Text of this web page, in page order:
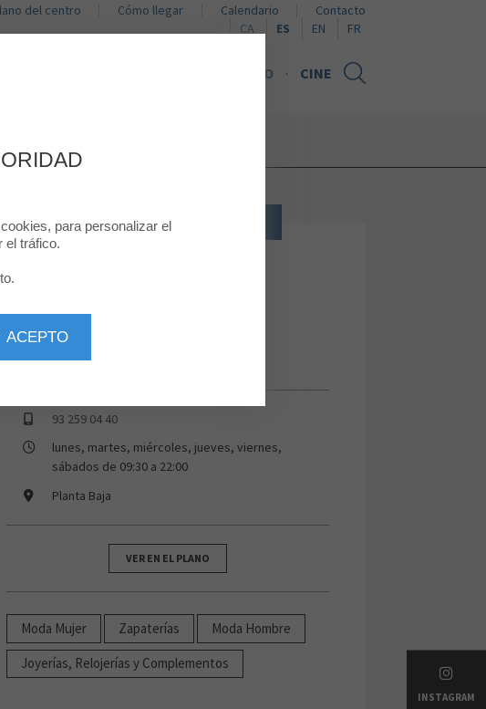
TARJETA REGALO CINE
del centro Cómo llegar Calendario
Contacto
CA Naviguer en català
ES EN Browse in English
FR
FASHION
93 259 04 40
lunes, martes, miércoles, jueves, viernes,
sábados de 09:30 a 22:00
Planta Baja
VER EN EL PLANO
Moda Mujer Zapaterías Moda Hombre
Joyerías, Relojerías y Complementos
INSTAGRAM
para personalizar el
el tráfico.
ACEPTO